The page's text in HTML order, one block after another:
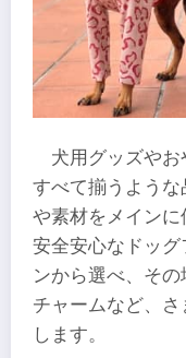
犬用グッズや
すべて揃うよう
や素材をメイン
安全安心なドッグ
ンから選べ、そ
チャームなど、
します。